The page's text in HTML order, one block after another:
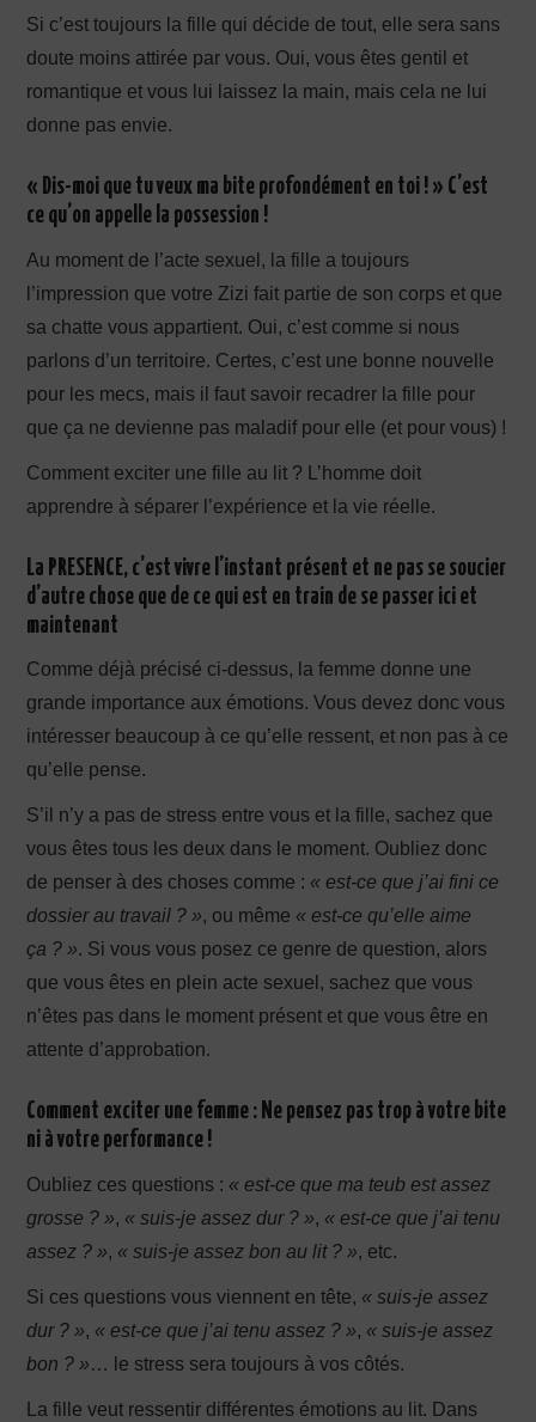
Si c’est toujours la fille qui décide de tout, elle sera sans
doute moins attirée par vous. Oui, vous êtes gentil et
romantique et vous lui laissez la main, mais cela ne lui
donne pas envie.
« Dis-moi que tu veux ma bite profondément en toi ! » C’est
ce qu’on appelle la possession !
Au moment de l’acte sexuel, la fille a toujours
l’impression que votre Zizi fait partie de son corps et que
sa chatte vous appartient. Oui, c’est comme si nous
parlons d’un territoire. Certes, c’est une bonne nouvelle
pour les mecs, mais il faut savoir recadrer la fille pour
que ça ne devienne pas maladif pour elle (et pour vous) !
Comment exciter une fille au lit ? L’homme doit
apprendre à séparer l’expérience et la vie réelle.
La PRESENCE, c’est vivre l’instant présent et ne pas se soucier
d’autre chose que de ce qui est en train de se passer ici et
maintenant
Comme déjà précisé ci-dessus, la femme donne une
grande importance aux émotions. Vous devez donc vous
intéresser beaucoup à ce qu’elle ressent, et non pas à ce
qu’elle pense.
S’il n’y a pas de stress entre vous et la fille, sachez que
vous êtes tous les deux dans le moment. Oubliez donc
de penser à des choses comme : « est-ce que j’ai fini ce
dossier au travail ? », ou même « est-ce qu’elle aime
ça ? ». Si vous vous posez ce genre de question, alors
que vous êtes en plein acte sexuel, sachez que vous
n’êtes pas dans le moment présent et que vous être en
attente d’approbation.
Comment exciter une femme : Ne pensez pas trop à votre bite
ni à votre performance !
Oubliez ces questions : « est-ce que ma teub est assez
grosse ? », « suis-je assez dur ? », « est-ce que j’ai tenu
assez ? », « suis-je assez bon au lit ? », etc.
Si ces questions vous viennent en tête, « suis-je assez
dur ? », « est-ce que j’ai tenu assez ? », « suis-je assez
bon ? »… le stress sera toujours à vos côtés.
La fille veut ressentir différentes émotions au lit. Dans